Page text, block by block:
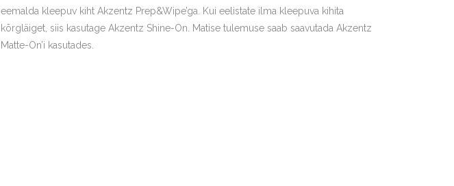
eemalda kleepuv kiht Akzentz Prep&Wipe’ga. Kui eelistate ilma kleepuva kihita
kõrgläiget, siis kasutage Akzentz Shine-On. Matise tulemuse saab saavutada Akzentz
Matte-On’i kasutades.